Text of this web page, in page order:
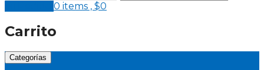
0 items , $0
Carrito
Categorías